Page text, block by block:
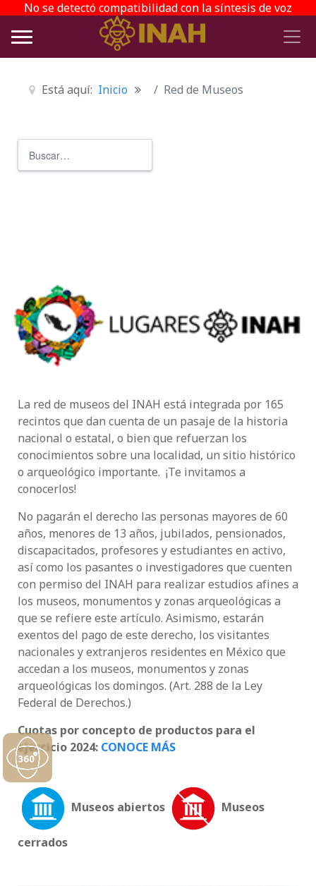
No se detectó compatibilidad con la síntesis de voz
Está aquí: Inicio Red de Museos
La red de museos del INAH está integrada por 165
recintos que dan cuenta de un pasaje de la historia
nacional o estatal, o bien que refuerzan los
conocimientos sobre una localidad, un sitio histórico
o arqueológico importante. ¡Te invitamos a
conocerlos!
No pagarán el derecho las personas mayores de 60
años, menores de 13 años, jubilados, pensionados,
discapacitados, profesores y estudiantes en activo,
así como los pasantes o investigadores que cuenten
con permiso del INAH para realizar estudios afines a
los museos, monumentos y zonas arqueológicas a
que se refiere este artículo. Asimismo, estarán
exentos del pago de este derecho, los visitantes
nacionales y extranjeros residentes en México que
accedan a los museos, monumentos y zonas
arqueológicas los domingos. (Art. 288 de la Ley
Federal de Derechos.)
Cuotas por concepto de productos para el
ejercicio 2024: CONOCE MÁS
Museos abiertos Museos
cerrados